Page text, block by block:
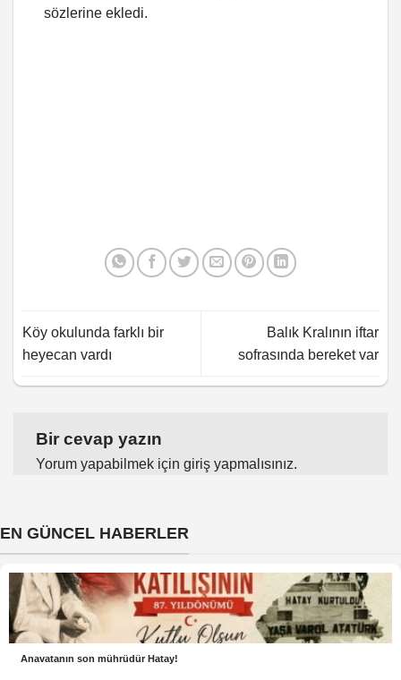
sözlerine ekledi.
Köy okulunda farklı bir
heyecan vardı
Balık Kralının iftar
sofrasında bereket var
Bir cevap yazın
Yorum yapabilmek için giriş yapmalısınız.
EN GÜNCEL HABERLER
Anavatanın son mührüdür Hatay!